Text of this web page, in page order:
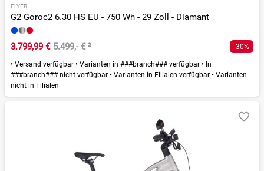
FLYER
G2 Goroc2 6.30 HS EU - 750 Wh - 29 Zoll - Diamant
3.799,99 € 5.499,- €² -30%
• Versand verfügbar • Varianten in ###branch### verfügbar • In
###branch### nicht verfügbar • Varianten in Filialen verfügbar • Varianten
nicht in Filialen